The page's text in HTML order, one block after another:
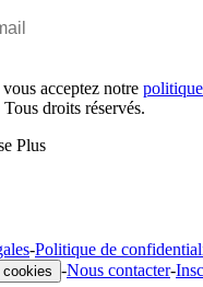
acceptez notre
droits réservés.
Plus
-Politique de
-Nous contacter-